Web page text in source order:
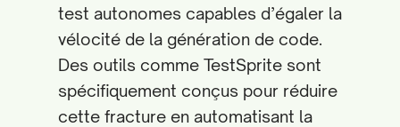
test autonomes capables d’égaler la
vélocité de la génération de code.
Des outils comme TestSprite sont
spécifiquement conçus pour réduire
cette fracture en automatisant la